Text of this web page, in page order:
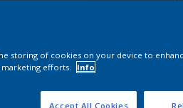
storing of cookies on your device to
marketing efforts.
Info
Accept All Cookies